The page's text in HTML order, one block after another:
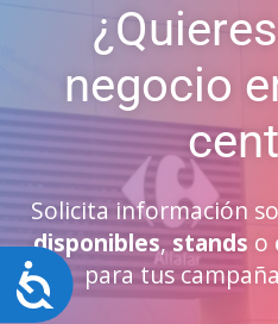
Accesibilidad
negocio
Solicita información
disponibles, stands o
para tus